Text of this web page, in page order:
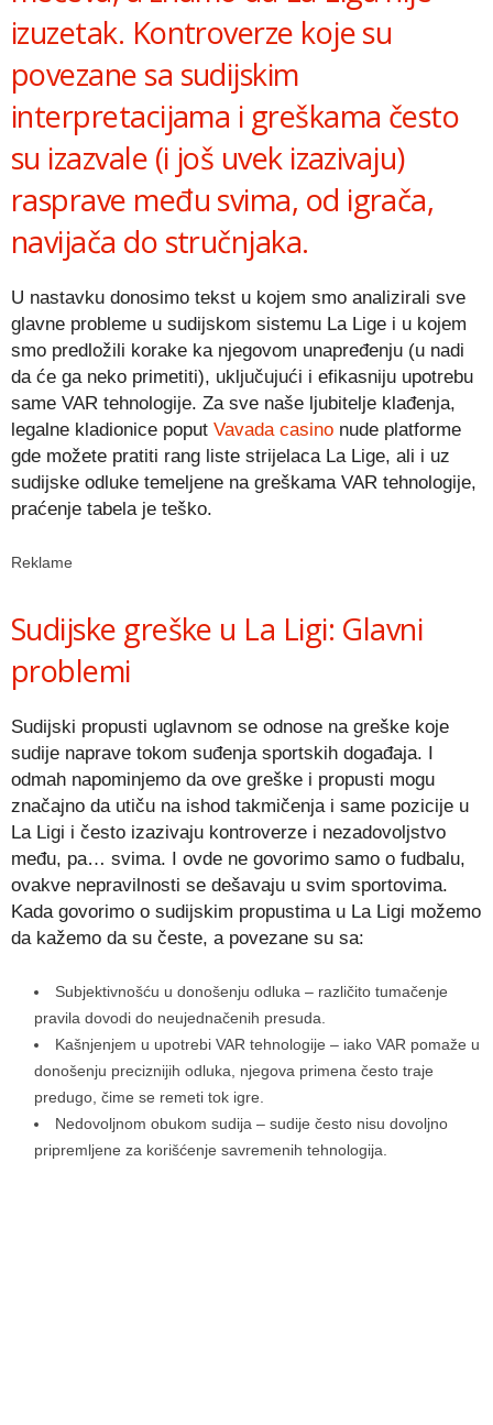
izuzetak. Kontroverze koje su
povezane sa sudijskim
interpretacijama i greškama često
su izazvale (i još uvek izazivaju)
rasprave među svima, od igrača,
navijača do stručnjaka.
U nastavku donosimo tekst u kojem smo analizirali sve
glavne probleme u sudijskom sistemu La Lige i u kojem
smo predložili korake ka njegovom unapređenju (u nadi
da će ga neko primetiti), uključujući i efikasniju upotrebu
same VAR tehnologije. Za sve naše ljubitelje klađenja,
legalne kladionice poput Vavada casino nude platforme
gde možete pratiti rang liste strijelaca La Lige, ali i uz
sudijske odluke temeljene na greškama VAR tehnologije,
praćenje tabela je teško.
Reklame
Sudijske greške u La Ligi: Glavni
problemi
Sudijski propusti uglavnom se odnose na greške koje
sudije naprave tokom suđenja sportskih događaja. I
odmah napominjemo da ove greške i propusti mogu
značajno da utiču na ishod takmičenja i same pozicije u
La Ligi i često izazivaju kontroverze i nezadovoljstvo
među, pa… svima. I ovde ne govorimo samo o fudbalu,
ovakve nepravilnosti se dešavaju u svim sportovima.
Kada govorimo o sudijskim propustima u La Ligi možemo
da kažemo da su česte, a povezane su sa:
Subjektivnošću u donošenju odluka – različito tumačenje
pravila dovodi do neujednačenih presuda.
Kašnjenjem u upotrebi VAR tehnologije – iako VAR pomaže u
donošenju preciznijih odluka, njegova primena često traje
predugo, čime se remeti tok igre.
Nedovoljnom obukom sudija – sudije često nisu dovoljno
pripremljene za korišćenje savremenih tehnologija.